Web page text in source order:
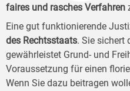
faires und rasches Verfahren
Eine gut funktionierende
des Rechtsstaats. Sie sichert
gewährleistet Grund- und
Voraussetzung für einen
Wenn Sie dazu beitragen